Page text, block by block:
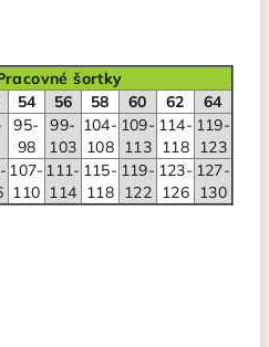
šortky
54 56 58 60 62
64
95-
98
99-
103
104-
108
109-
113
114-
118
119-
123
107-
110
111-
114
115-
118
119-
122
123-
126
127-
130